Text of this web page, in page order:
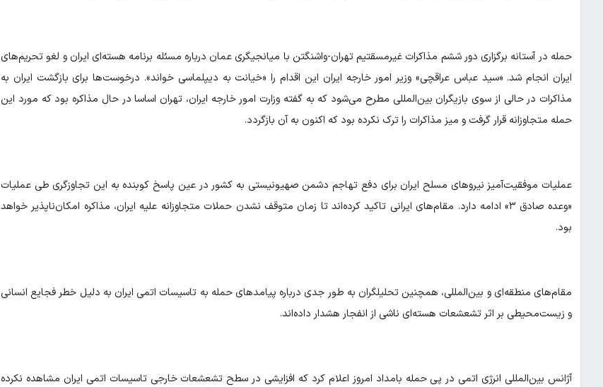
حمله در آستانه برگزاری دور ششم مذاکرات غیرمسقتیم تهران-واشنگتن با میانجیگری عمان درباره مسئله برنامه هسته‌ای ایران و لغو تحریم‌های
ایران انجام شد. «سید عباس عراقچی» وزیر امور خارجه ایران این اقدام را «خیانت به دیپلماسی خواند». درخوست‌ها برای بازگشت ایران به
مذاکرات در حالی از سوی بازیگران بین‌المللی مطرح می‌شود که به گفته وزارت امور خارجه ایران، تهران اساسا در حال مذاکره بود که مورد این
حمله متجاوزانه قرار گرفت و میز مذاکرات را ترک نکرده بود که اکنون به آن بازگردد.
عملیات موفقیت‌آمیز نیروهای مسلح ایران برای دفع تهاجم دشمن صهیونیستی به کشور در عین پاسخ کوبنده به این تجاوزگری طی عملیات
«وعده صادق ۳» ادامه دارد. مقام‌های ایرانی تاکید کرده‌اند تا زمان متوقف نشدن حملات متجاوزانه علیه ایران، مذاکره امکان‌ناپذیر خواهد
بود.
مقام‌های منطقه‌ای و بین‌المللی، همچنین تحلیلگران به طور جدی درباره پیامدهای حمله به تاسیسات اتمی ایران به دلیل خطر فجایع انسانی
و زیست‌محیطی بر اثر تشعشعات هسته‌ای ناشی از انفجار هشدار داده‌اند.
آژانس بین‌المللی انرژی اتمی در پی حمله بامداد امروز اعلام کرد که افزایشی در سطح تشعشعات خارجی تاسیسات اتمی ایران مشاهده نکرده